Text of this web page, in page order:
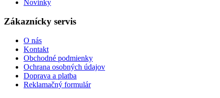
Novinky
Zákaznícky servis
O nás
Kontakt
Obchodné podmienky
Ochrana osobných údajov
Doprava a platba
Reklamačný formulár